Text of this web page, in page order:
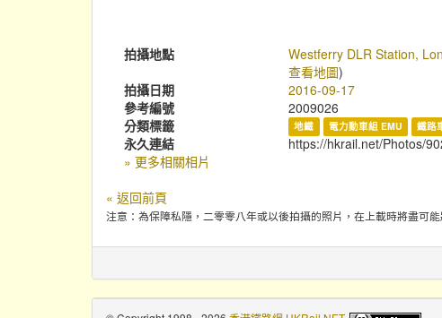
拍攝地點 Westferry DLR Station,
查看地圖)
拍攝日期
2016-09-17
參考編號
2009026
分類標籤
地鐵 電力動車組 EMU 鐵路
永久連結
https://hkrail.net/Photos/
» 更多相關相片
« 返回前頁
注意：為保障私隱，二零零八年或以後拍攝的照片，在上載時將盡可